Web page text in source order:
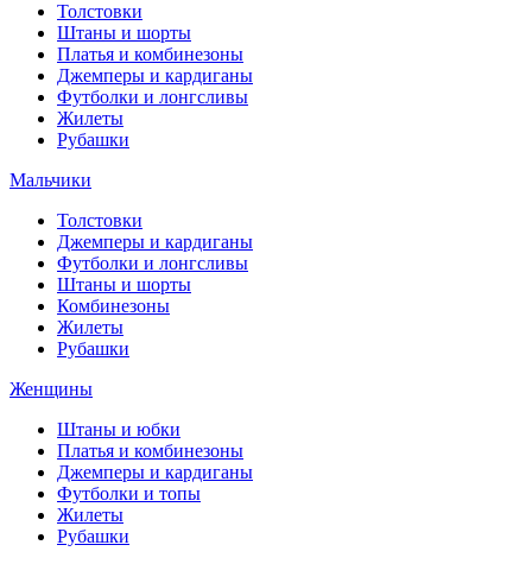
Толстовки
Штаны и шорты
Платья и комбинезоны
Джемперы и кардиганы
Футболки и лонгсливы
Жилеты
Рубашки
Мальчики
Толстовки
Джемперы и кардиганы
Футболки и лонгсливы
Штаны и шорты
Комбинезоны
Жилеты
Рубашки
Женщины
Штаны и юбки
Платья и комбинезоны
Джемперы и кардиганы
Футболки и топы
Жилеты
Рубашки